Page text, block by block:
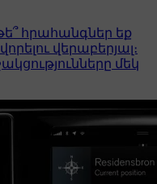
հրահանգներ եք
վերաբերյալ։
մեկ